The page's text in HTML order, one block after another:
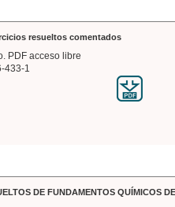
resueltos comentados
PDF acceso libre
433-1
DE FUNDAMENTOS QUÍMICOS